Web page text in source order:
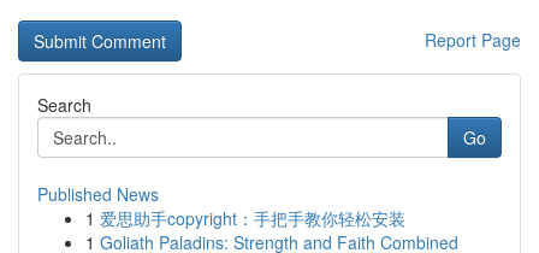
Report Page
Search
Go
Published News
1 爱思助手copyright：手把手教你轻松安装
1 Goliath Paladins: Strength and Faith Combined